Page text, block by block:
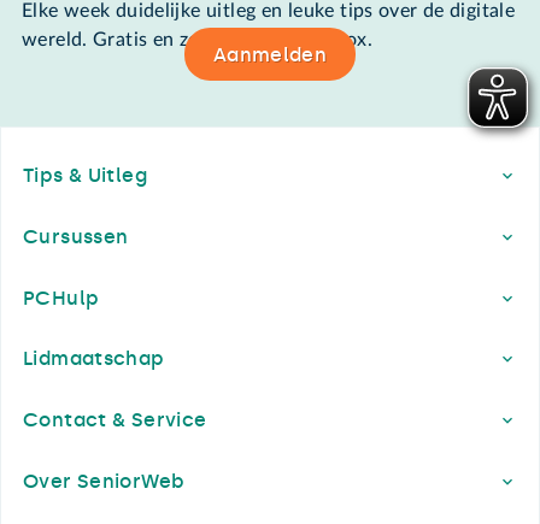
Elke week duidelijke uitleg en leuke tips over de digitale
wereld. Gratis en zomaar in de mailbox.
Aanmelden
Tips & Uitleg
Cursussen
PCHulp
Lidmaatschap
Contact & Service
Over SeniorWeb